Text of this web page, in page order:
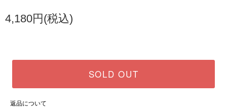
4,180円(税込)
SOLD OUT
返品について